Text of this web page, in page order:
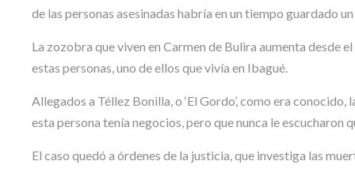
de las personas asesinadas habría en un tiempo guardado
La zozobra que viven en Carmen de Bulira aumenta desde
estas personas, uno de ellos que vivía en Ibagué.
Allegados a Téllez Bonilla, o ‘El Gordo’, como era
esta persona tenía negocios, pero que nunca le
El caso quedó a órdenes de la justicia, que investiga las